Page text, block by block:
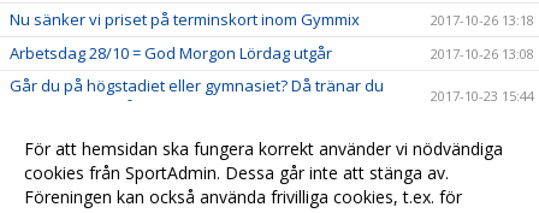
Nu sänker vi priset på terminskort inom Gymmix 2017-10-26 13:18
Arbetsdag 28/10 = God Morgon Lördag utgår 2017-10-26 13:08
Går du på högstadiet eller gymnasiet? Då tränar du
gratis hos oss på höstlovet. Välkommen!
2017-10-23 15:44
Familjevecka måndag-torsdag vecka 43 2017-10-12 14:15
Välkommen till Hudikgympans nya hemsida 2017-09-06 15:01
Schema Gymmix 2017-09-06 14:52
För att hemsidan ska fungera korrekt använder vi nödvändiga
cookies från SportAdmin. Dessa går inte att stänga av.
Föreningen kan också använda frivilliga cookies, t.ex. för